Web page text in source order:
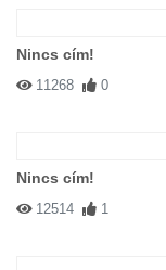
Nincs cím!
11268 0
Nincs cím!
12514 1